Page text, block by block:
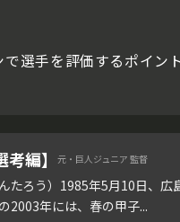
選手を評価するポイ
編】 元・巨人ジュニア 監督
たろう）1985年5月10日、広
2003年には、春の甲子...